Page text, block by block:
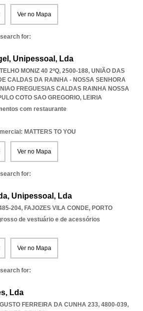
Ver no Mapa
for:
Unipessoal, Lda
MONIZ 40 2ºQ, 2500-188, UNIÃO DAS
CALDAS DA RAINHA - NOSSA SENHORA
FREGUESIAS CALDAS RAINHA NOSSA
COTO SAO GREGORIO, LEIRIA
com restaurante
MATTERS TO YOU
Ver no Mapa
for:
Unipessoal, Lda
204, FAJOZES VILA CONDE, PORTO
de vestuário e de acessórios
Ver no Mapa
for:
Lda
FERREIRA DA CUNHA 233, 4800-039,